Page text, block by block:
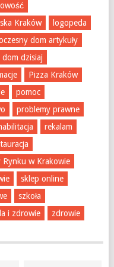
Kraków
logopeda
dom artykuły
dzisiaj
Pizza Kraków
pomoc
problemy prawne
rekalam
Rynku w Krakowie
sklep online
szkoła
i zdrowie zdrowie